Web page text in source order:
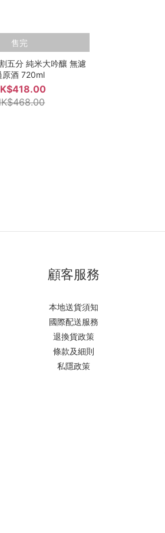
售完
五分 純米大吟釀 無濾
原酒 720ml
顧客服務
本地送貨須知
國際配送服務
退換貨政策
條款及細則
私隱政策